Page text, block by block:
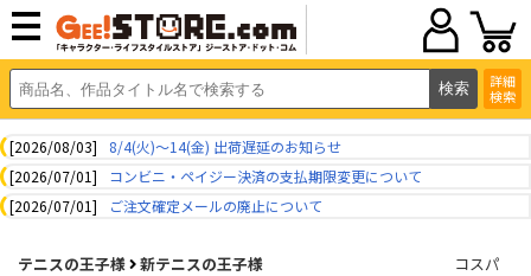
詳細
検索
[2026/08/03]
8/4(火)～14(金) 出荷遅延のお知らせ
[2026/07/01]
コンビニ・ペイジー決済の支払期限変更について
[2026/07/01]
ご注文確定メールの廃止について
テニスの王子様 新テニスの王子様 コスパ